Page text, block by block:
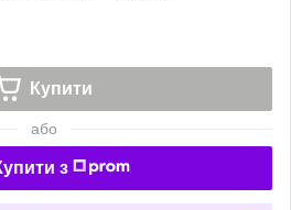
Купити
або
з